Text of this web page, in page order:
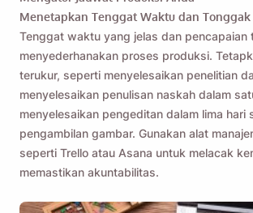
Menetapkan Tenggat Waktu dan Tonggak
Tenggat waktu yang jelas dan pencapaian
menyederhanakan proses produksi.
terukur, seperti menyelesaikan penelitian
menyelesaikan penulisan naskah dalam
menyelesaikan pengeditan dalam lima hari
pengambilan gambar. Gunakan alat
seperti Trello atau Asana untuk melacak
memastikan akuntabilitas.